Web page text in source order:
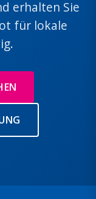
erhalten Sie
für lokale